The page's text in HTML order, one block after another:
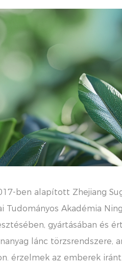
ben alapított Zhejiang
Tudományos Akadémia
gyártásában és
lánc törzsrendszere,
érzelmek az emberek iránt.